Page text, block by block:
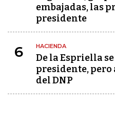
embajadas, las
presidente
6 HACIENDA
De la Espriella
presidente,
del DNP